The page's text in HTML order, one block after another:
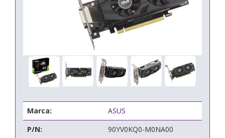
Marca:
ASUS
P/N:
90YV0KQ0-M0NA00